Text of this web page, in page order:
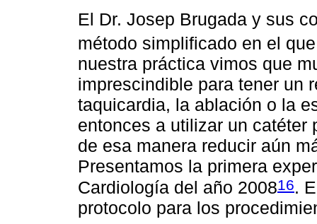
El Dr. Josep Brugada y sus
método simplificado en el
nuestra práctica vimos que
imprescindible para tener un
taquicardia, la ablación o la
entonces a utilizar un catéter
de esa manera reducir aún
Presentamos la primera
Cardiología del año 200816.
protocolo para los